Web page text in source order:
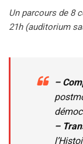
Un parcours de 8
21h (auditorium
–
–